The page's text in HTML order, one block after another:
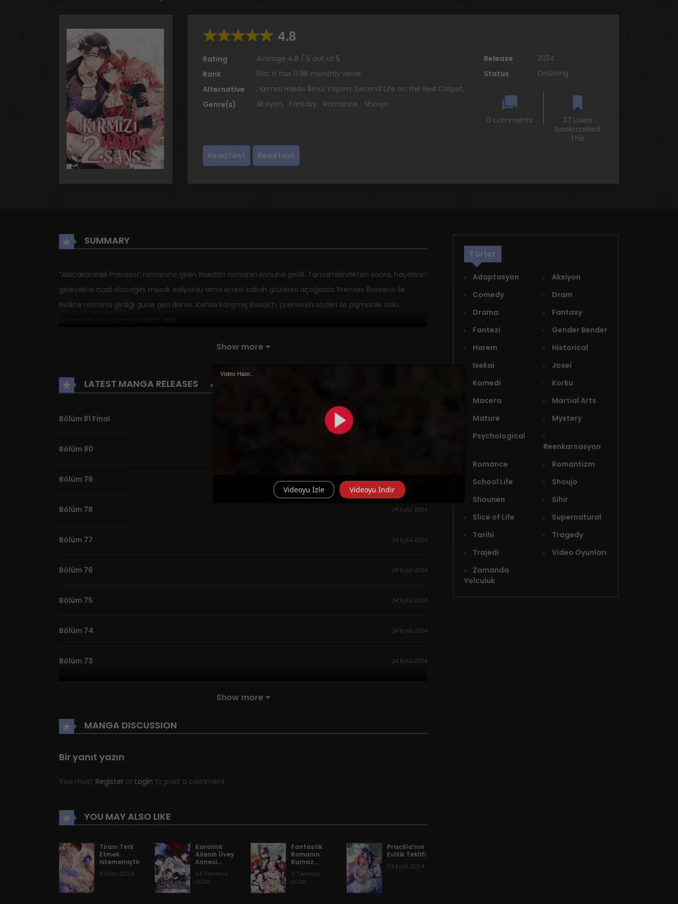
4.8
Rating Average 4.8 / 5 out of 5
Rank
51st, it has 0.9K monthly views
Alternative
; Kırmızı Halıda İkinci Yaşam, Second Life on the Red Carpet,
Genre(s)
Aksiyon, Fantasy, Romance, Shoujo
Release
2024
Status
OnGoing
0 comments
37 Users
bookmarked
This
Read First
Read Last
SUMMARY
“Alacakaranlık Prensesi” romanına giren Baedith romanın sonuna geldi. Tamamlandıktan sonra, hayatının
gelecekte nasıl olacağını merak ediyordu ama ertesi sabah gözlerini açtığında, Prenses Rossene ile
birlikte romana girdiği güne geri döner. Kafası karışmış Baedith, prensesin sözleri ile pişmanlık dolu
geleceğe son vermeye karar verir.
Show more
LATEST MANGA RELEASES
Bölüm 81 Final
Bölüm 80
Bölüm 79 24 Eylül 2024
Bölüm 78 24 Eylül 2024
Bölüm 77 24 Eylül 2024
Bölüm 76 24 Eylül 2024
Bölüm 75 24 Eylül 2024
Bölüm 74 24 Eylül 2024
Bölüm 73 24 Eylül 2024
Bölüm 71
Bölüm 70
Bölüm 69
Bölüm 68
Bölüm 67
Bölüm 66
Show more
MANGA DISCUSSION
Bir yanıt yazın
You must Register or Login to post a comment.
YOU MAY ALSO LIKE
Tiranı Terk
Etmek
İstememiştim
3 Ekim 2024
Karanlık
Ailenin Üvey
Annesi
24 Temmuz
2026
Fantastik
Romanın
Kurnaz
11 Temmuz
2026
Priscilla’nın
Evlilik Teklifi
24 Eylül 2024
Türler
Adaptasyon
Aksiyon
Comedy
Dram
Drama
Fantasy
Fantezi
Gender Bender
Harem
Historical
Isekai
Josei
Komedi
Korku
Macera
Martial Arts
Mature
Mystery
Psychological
Reenkarnasyon
Romance
Romantizm
School Life
Shoujo
Shounen
Sihir
Slice of Life
Supernatural
Tarihi
Tragedy
Trajedi
Video Oyunları
Zamanda
Yolculuk
Video Hazır..
Videoyu İzle Videoyu İndir